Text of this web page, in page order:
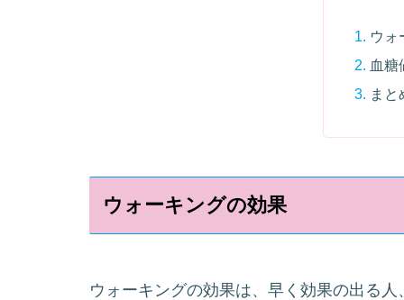
ウォ
血糖
まと
ウォーキングの効果
ウォーキングの効果は、早く効果の出る